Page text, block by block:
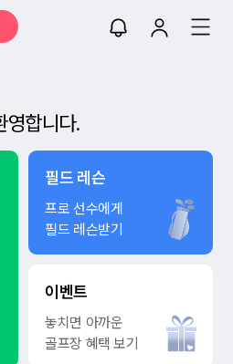
영합니다.
필드 레슨
프로 선수에게
필드 레슨받기
이벤트
놓치면 아까운
골프장 혜택 보기